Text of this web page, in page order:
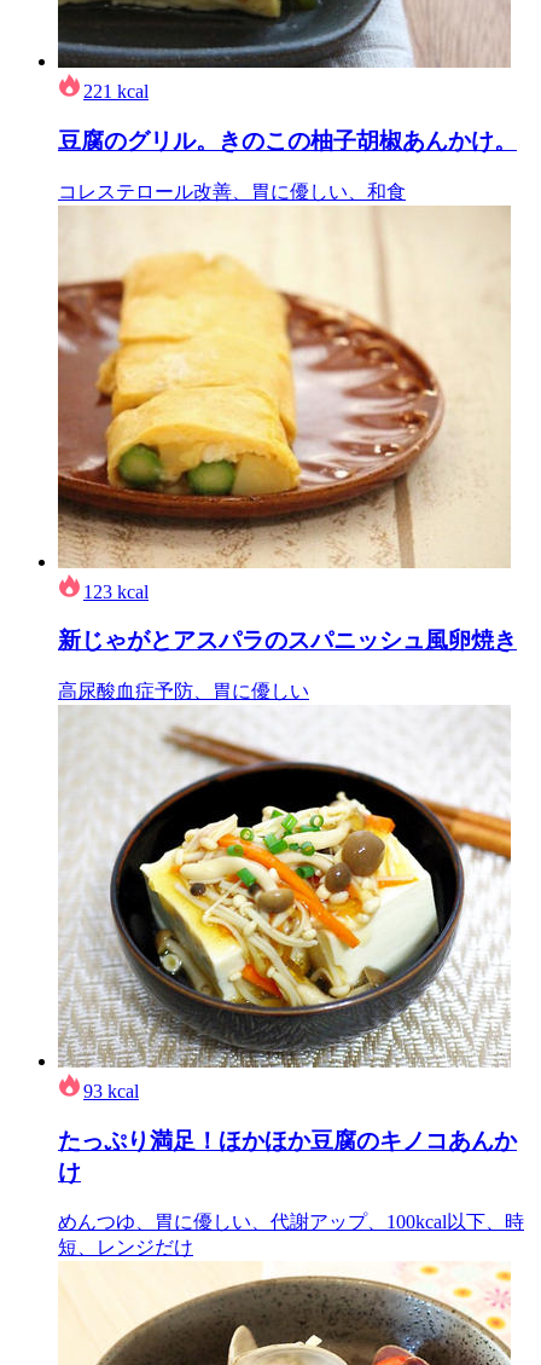
221 kcal
豆腐のグリル。きのこの柚子胡椒あんかけ。
コレステロール改善、胃に優しい、和食
123 kcal
新じゃがとアスパラのスパニッシュ風卵焼き
高尿酸血症予防、胃に優しい
93 kcal
たっぷり満足！ほかほか豆腐のキノコあんか
け
めんつゆ、胃に優しい、代謝アップ、100kcal以下、時
短、レンジだけ